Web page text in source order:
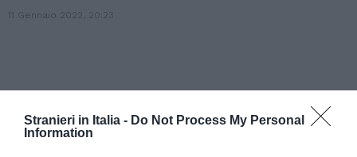
Stranieri in Italia - Do Not Process My Personal
Information
11 Gennaio 2022, 20:23